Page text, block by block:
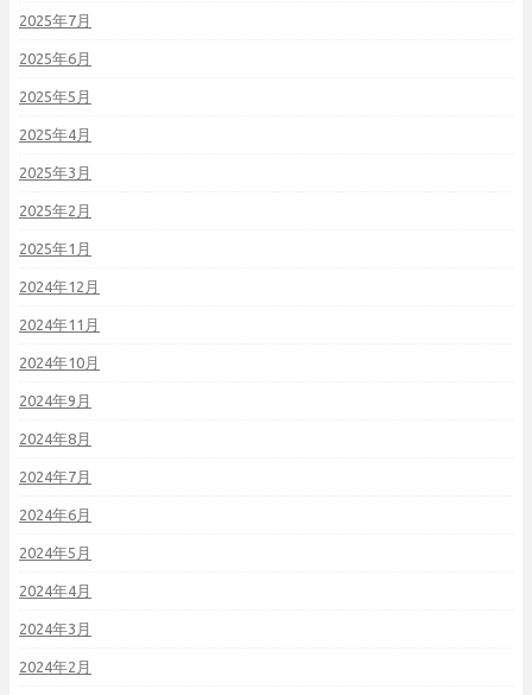
2025年7月
2025年6月
2025年5月
2025年4月
2025年3月
2025年2月
2025年1月
2024年12月
2024年11月
2024年10月
2024年9月
2024年8月
2024年7月
2024年6月
2024年5月
2024年4月
2024年3月
2024年2月